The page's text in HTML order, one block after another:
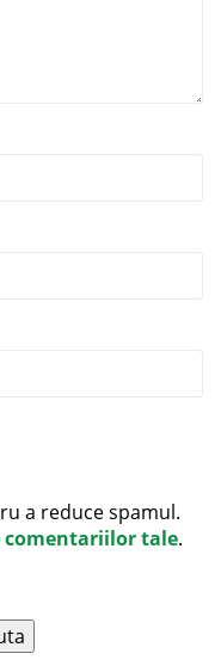
a reduce spamul.
comentariilor tale.